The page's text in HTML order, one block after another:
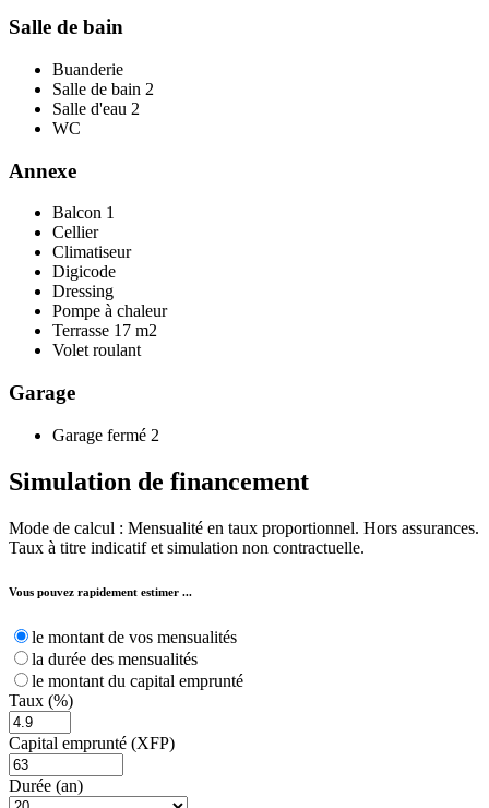
Salle de bain
Buanderie
Salle de bain 2
Salle d'eau 2
WC
Annexe
Balcon 1
Cellier
Climatiseur
Digicode
Dressing
Pompe à chaleur
Terrasse 17 m2
Volet roulant
Garage
Garage fermé 2
Simulation de financement
Mode de calcul : Mensualité en taux proportionnel. Hors assurances.
Taux à titre indicatif et simulation non contractuelle.
Vous pouvez rapidement estimer ...
le montant de vos mensualités
la durée des mensualités
le montant du capital emprunté
Taux (%)
Capital emprunté (XFP)
Durée (an)